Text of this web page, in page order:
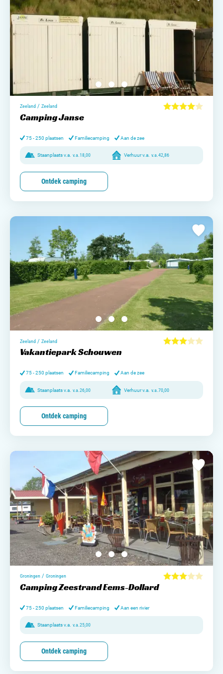
Zeeland / Zeeland
Camping Janse
75 - 250 plaatsen Familiecamping Aan de zee
Staanplaats v.a. v.a.18,00 Verhuur v.a. v.a.42,86
Ontdek camping
Zeeland / Zeeland
Vakantiepark Schouwen
75 - 250 plaatsen Familiecamping Aan de zee
Staanplaats v.a. v.a. 26,00 Verhuur v.a. v.a. 70,00
Ontdek camping
Groningen / Groningen
Camping Zeestrand Eems-Dollard
75 - 250 plaatsen Familiecamping Aan een rivier
Staanplaats v.a. v.a.25,00
Ontdek camping